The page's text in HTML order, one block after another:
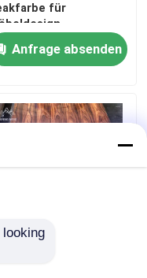
für
Anfrage absenden